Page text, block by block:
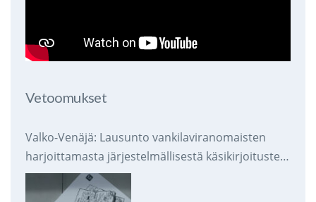
Vetoomukset
Valko-Venäjä: Lausunto vankilaviranomaisten
harjoittamasta järjestelmällisestä käsikirjoitusten
takavarikoinnista ja tuhoamisesta